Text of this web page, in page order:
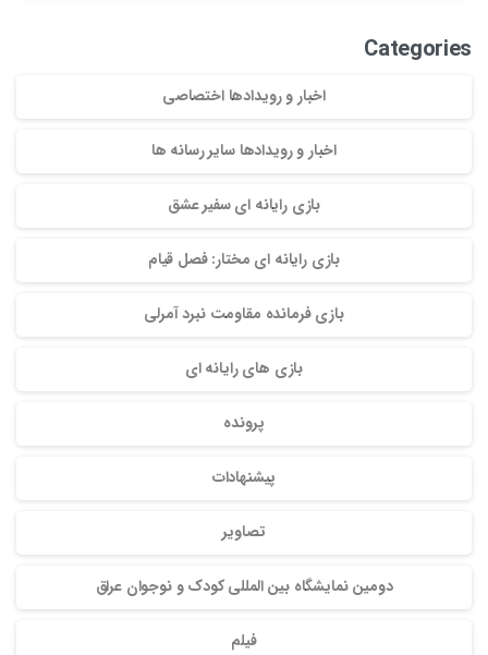
Categories
اخبار و رویدادها اختصاصی
اخبار و رویدادها سایر رسانه ها
بازی رایانه ای سفیر عشق
بازی رایانه ای مختار: فصل قیام
بازی فرمانده مقاومت نبرد آمرلی
بازی های رایانه ای
پرونده
پیشنهادات
تصاویر
دومین نمایشگاه بین المللی کودک و نوجوان عراق
فیلم